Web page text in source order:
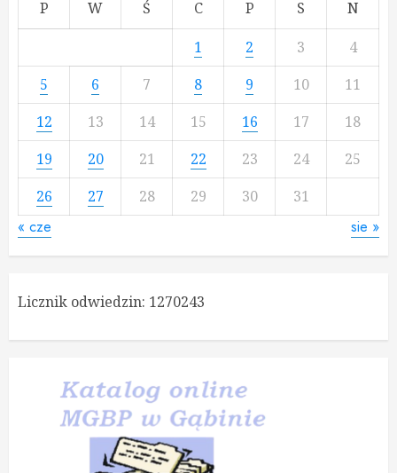
P W Ś C P S
N
1
2 3
4
5
6 7 8 9 10
11
12
13 14 15 16 17
18
19
20 21 22 23 24
25
26
27 28 29 30 31
« cze sie »
Licznik odwiedzin: 1270243